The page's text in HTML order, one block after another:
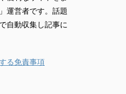
運営者です。話題
自動収集し記事に
る免責事項